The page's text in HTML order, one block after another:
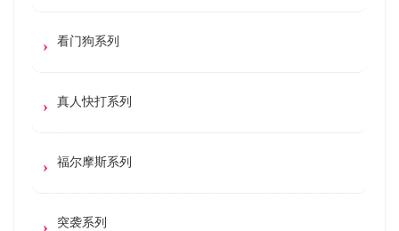
看门狗系列
真人快打系列
福尔摩斯系列
突袭系列